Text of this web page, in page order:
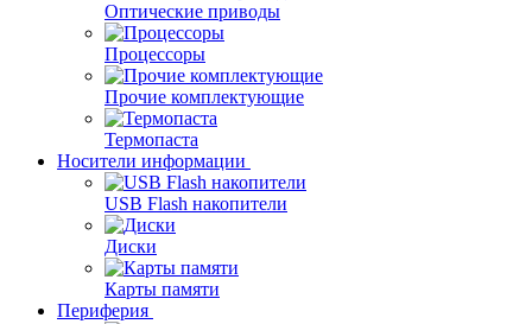
Оптические приводы
Процессоры
Прочие комплектующие
Термопаста
Носители информации
USB Flash накопители
Диски
Карты памяти
Периферия